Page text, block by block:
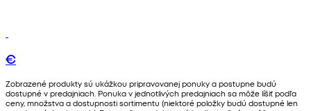
€
Zobrazené produkty sú ukážkou pripravovanej ponuky a postupne budú
dostupné v predajniach. Ponuka v jednotlivých predajniach sa môže líšiť podľa
ceny, množstva a dostupnosti sortimentu (niektoré položky budú dostupné len